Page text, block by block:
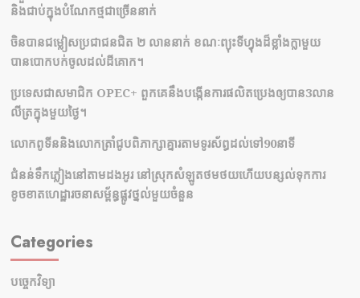
និង​ជាប់ក្នុងបំណែកថ្មជាច្រើននាក់
ចិនបានជម្លៀសប្រជាជនជិត ២ លាននាក់ ខណៈព្យុះទីហ្វុងដ៏ខ្លាំងក្លាមួយ
បានបោកបក់ចូលដល់ដីគោក។
ប្រទេសជាសមាជិក OPEC+​ ពួកគេនឹងបង្កើនការផលិតប្រេងឲ្យបាន3លាន
លីត្រក្នុងមួយថ្ងៃ។
លោកពូទីននិងលោកត្រាំជូបពិភាក្សាគ្នារតាមទូរស័ព្ធដល់ទៅ90នាទី
ជំនន់​ទឹកភ្លៀង​នៅ​តាម​ដងអូរ​ នៅ​ស្រុក​សំឡូត​ថមថយ​ហើយ​បន្សល់​ទុក​ការ​
ខូចខាត​ហេដ្ឋារចនាសម្ព័ន្ធ​ផ្លូវថ្នល់​មួយ​ចំនួន
Categories
បច្ចេកវិទ្យា